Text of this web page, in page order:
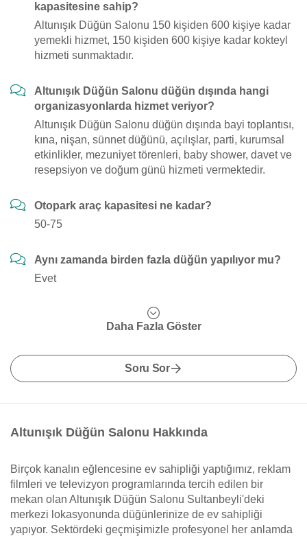
kapasitesine sahip?
Altunışık Düğün Salonu 150 kişiden 600 kişiye kadar
yemekli hizmet, 150 kişiden 600 kişiye kadar kokteyl
hizmeti sunmaktadır.
Altunışık Düğün Salonu düğün dışında hangi
organizasyonlarda hizmet veriyor?
Altunışık Düğün Salonu düğün dışında bayi toplantısı,
kına, nişan, sünnet düğünü, açılışlar, parti, kurumsal
etkinlikler, mezuniyet törenleri, baby shower, davet ve
resepsiyon ve doğum günü hizmeti vermektedir.
Otopark araç kapasitesi ne kadar?
50-75
Aynı zamanda birden fazla düğün yapılıyor mu?
Evet
Daha Fazla Göster
Soru Sor
Altunışık Düğün Salonu Hakkında
Birçok kanalın eğlencesine ev sahipliği yaptığımız, reklam
filmleri ve televizyon programlarında tercih edilen bir
mekan olan Altunışık Düğün Salonu Sultanbeyli'deki
merkezi lokasyonunda düğünlerinize de ev sahipliği
yapıyor. Sektördeki geçmişimizle profesyonel her anlamda